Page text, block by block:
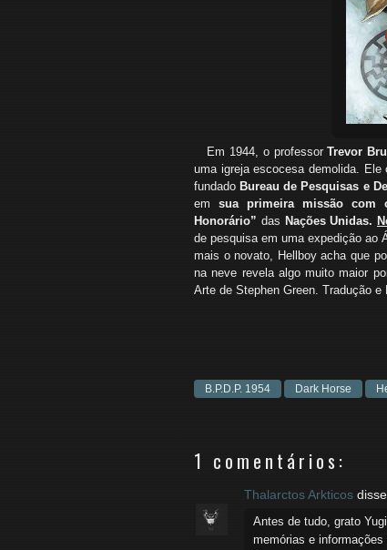
Em 1944, o professor Trevor
uma igreja escocesa demolida. Ele
fundado Bureau de Pesquisas e
em
sua primeira missão com
Honorário” das Nações Unidas.
de pesquisa em uma expedição ao
mais o novato, Hellboy acha que
na neve revela algo muito maior
Arte de Stephen Green. Tradução e
B.P.D.P. 1954 Dark Horse
1 comentários:
Thalarctos Arkticos
Antes de tudo, grato
memórias e